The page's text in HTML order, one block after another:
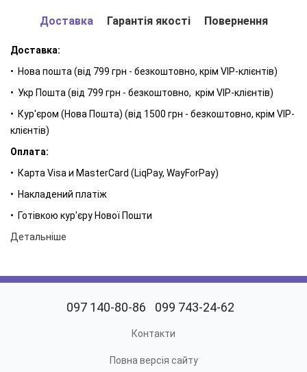
Доставка Гарантія якості Повернення
Доставка:
• Нова пошта (від 799 грн - безкоштовно, крім VIP-клієнтів)
• Укр Пошта (від 799 грн - безкоштовно, крім VIP-клієнтів)
• Кур'єром (Нова Пошта) (від 1500 грн - безкоштовно, крім VIP-
клієнтів)
Оплата:
• Карта Visa и MasterCard (LiqPay, WayForPay)
• Накладений платіж
• Готівкою кур'єру Нової Пошти
Детальніше
097 140-80-86 099 743-24-62
Контакти
Повна версія сайту